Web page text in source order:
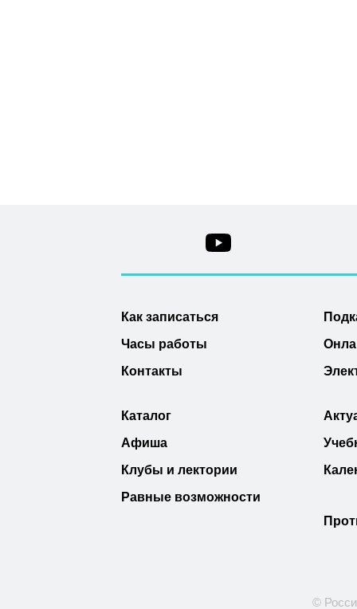
Как записаться
Часы работы
Контакты
Каталог
Афиша
Клубы и лектории
Равные возможности
©